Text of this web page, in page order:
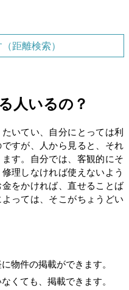
距離検索）
人いるの？
いてい、自分にとっては利
すが、人から見ると、それ
す。自分では、客観的にそ
理しなければ使えないよう
をかければ、直せることば
っては、そこがちょうどい
物件の掲載ができます。
くても、掲載できます。